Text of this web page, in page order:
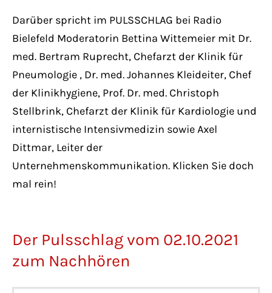
Darüber spricht im PULSSCHLAG bei Radio
Bielefeld Moderatorin Bettina Wittemeier mit Dr.
med. Bertram Ruprecht, Chefarzt der Klinik für
Pneumologie , Dr. med. Johannes Kleideiter, Chef
der Klinikhygiene, Prof. Dr. med. Christoph
Stellbrink, Chefarzt der Klinik für Kardiologie und
internistische Intensivmedizin sowie Axel
Dittmar, Leiter der
Unternehmenskommunikation. Klicken Sie doch
mal rein!
Der Pulsschlag vom 02.10.2021
zum Nachhören